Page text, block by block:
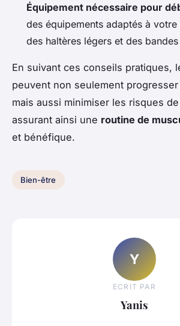
Équipement nécessaire pour
des équipements adaptés à
des haltères légers et des
En suivant ces conseils pratiques,
peuvent non seulement
mais aussi minimiser les risques
assurant ainsi une routine de
et bénéfique.
Bien-être
Y
ECRIT PAR
Yanis